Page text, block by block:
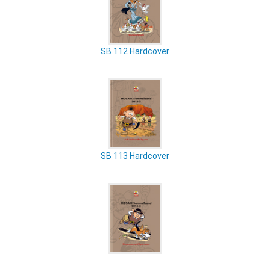
SB 112 Hardcover
SB 113 Hardcover